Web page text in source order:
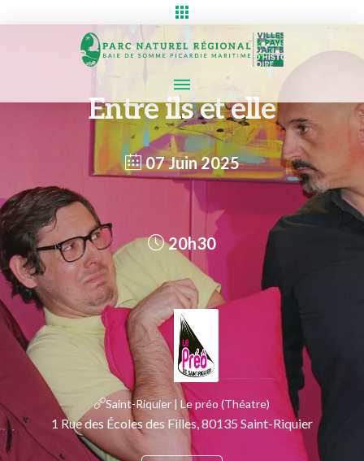
Entre ils et elle
07 Juin 2025
20h30
Saint-Riquier | Le préo (Théatre)
1 Rue des Écoles des Filles, 80135 Saint-Riquier